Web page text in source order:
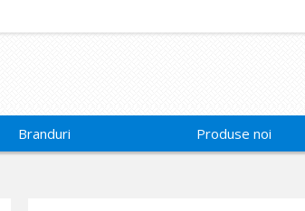
Branduri Produse noi